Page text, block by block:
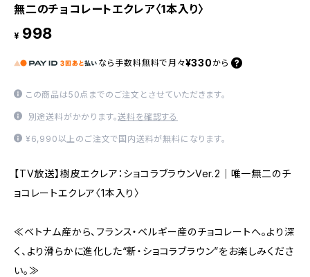
無二のチョコレートエクレア〈1本入り〉
¥ 998
なら 手数料無料で 月々¥330 から
この商品は50点までのご注文とさせていただきます。
別途送料がかかります。送料を確認する
¥6,990以上のご注文で国内送料が無料になります。
【TV放送】樹皮エクレア：ショコラブラウンVer.2｜唯一無二のチ
ョコレートエクレア〈1本入り〉
≪ベトナム産から、フランス・ベルギー産のチョコレートへ。より深
く、より滑らかに進化した“新・ショコラブラウン”をお楽しみくださ
い。≫